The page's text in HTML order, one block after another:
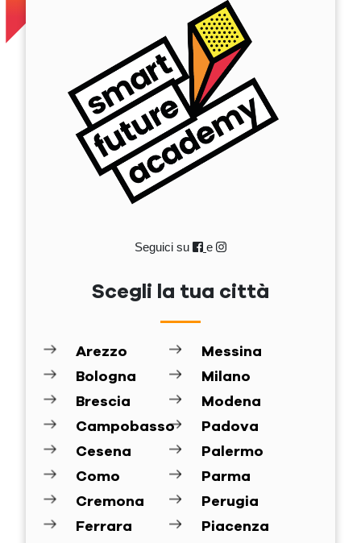
Seguici su e
Scegli la tua città
Arezzo
Bologna
Brescia
Campobasso
Cesena
Como
Cremona
Ferrara
Messina
Milano
Modena
Padova
Palermo
Parma
Perugia
Piacenza